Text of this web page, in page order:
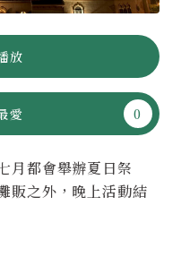
月都會舉辦夏日祭
販之外，晚上活動結
放
愛